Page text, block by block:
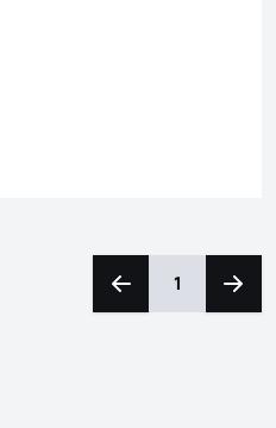
Nach links
1 Nach